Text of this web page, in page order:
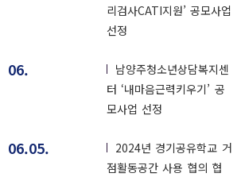
리검사CATI지원’ 공모사업
선정
06.
남양주청소년상담복지센
터 ‘내마음근력키우기’ 공
모사업 선정
06.05.
2024년 경기공유학교 거
점활동공간 사용 협의 협